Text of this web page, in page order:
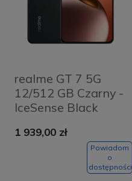
realme GT 7 5G
12/512 GB Czarny -
IceSense Black
1 939,00 zł
Powiadom
o
dostępności